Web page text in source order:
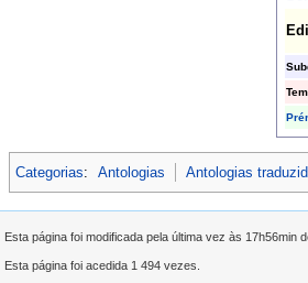
Categorias: Antologias Antologias
Esta página foi modificada pela última vez às 17h56min
Esta página foi acedida 1 494 vezes.